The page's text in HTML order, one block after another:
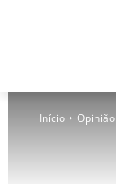
Início Opinião